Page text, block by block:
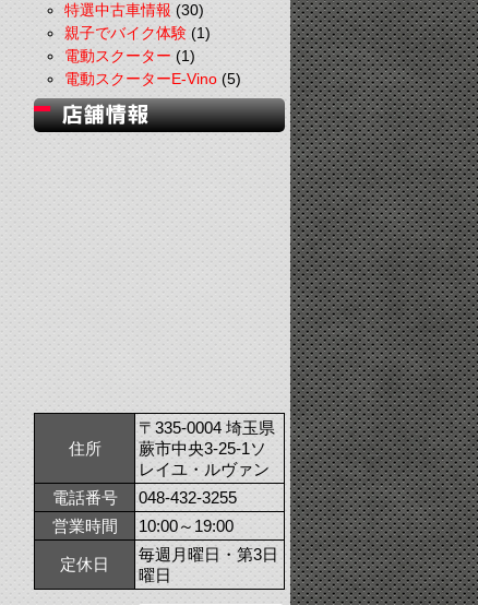
特選中古車情報(30)
親子でバイク体験(1)
電動スクーター(1)
電動スクーターE-Vino(5)
住所
〒335-0004 埼玉県
蕨市中央3-25-1ソ
レイユ・ルヴァン
電話番号
048-432-3255
営業時間
10:00～19:00
定休日
毎週月曜日・第3日
曜日